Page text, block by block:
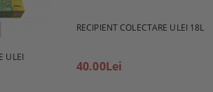
ULEI
RECIPIENT COLECTARE ULEI 18L
40.00Lei